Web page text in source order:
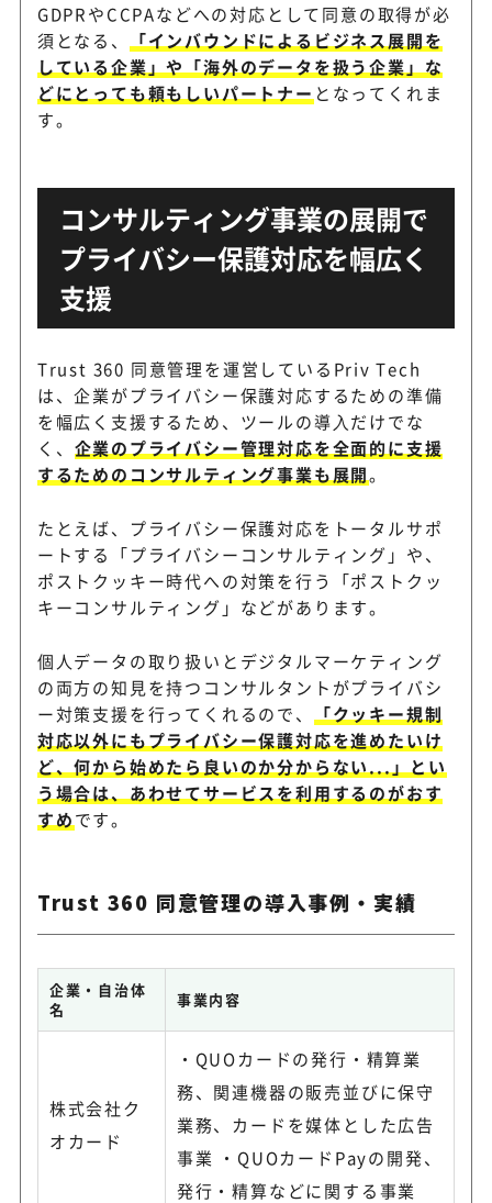
GDPRやCCPAなどへの対応として同意の取得が必
須となる、
「インバウンドによるビジネス展開を
している企業」や「海外のデータを扱う企業」な
どにとっても頼もしいパートナー となってくれま
す。
コンサルティング事業の展開で
プライバシー保護対応を幅広く
支援
Trust 360 同意管理を運営しているPriv Tech
は、企業がプライバシー保護対応するための準備
を幅広く支援するため、ツールの導⼊だけでな
く、 企業のプライバシー管理対応を全面的に支援
するためのコンサルティング事業も展開。
たとえば、プライバシー保護対応をトータルサポ
ートする「プライバシーコンサルティング」や、
ポストクッキー時代への対策を行う「ポストクッ
キーコンサルティング」などがあります。
個人データの取り扱いとデジタルマーケティング
の両方の知見を持つコンサルタントがプライバシ
ー対策支援を行ってくれるので、
「クッキー規制
対応以外にもプライバシー保護対応を進めたいけ
ど、何から始めたら良いのか分からない...」とい
う場合は、あわせてサービスを利用するのがおす
すめです。
Trust 360 同意管理の導入事例・実績
企業・自治体
名
事業内容
株式会社ク
オカード
・QUOカードの発行・精算業
務、関連機器の販売並びに保守
業務、カードを媒体とした広告
事業 ・QUOカードPayの開発、
発行・精算などに関する事業